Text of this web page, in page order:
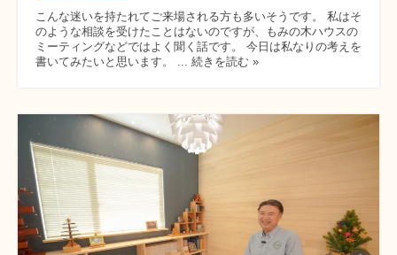
こんな迷いを持たれてご来場される方も多いそうです。 私はそ
のような相談を受けたことはないのですが、もみの木ハウスの
ミーティングなどではよく聞く話です。 今日は私なりの考えを
書いてみたいと思います。 ... 続きを読む »